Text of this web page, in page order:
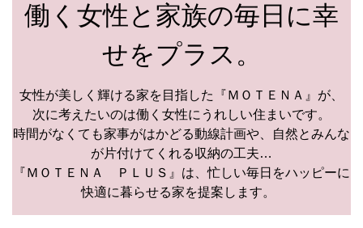
働く女性と家族の毎日に幸
せをプラス。
女性が美しく輝ける家を目指した『ＭＯＴＥＮＡ』が、
次に考えたいのは働く女性にうれしい住まいです。
時間がなくても家事がはかどる動線計画や、自然とみんな
が片付けてくれる収納の工夫…
『ＭＯＴＥＮＡ ＰＬＵＳ』は、忙しい毎日をハッピーに
快適に暮らせる家を提案します。